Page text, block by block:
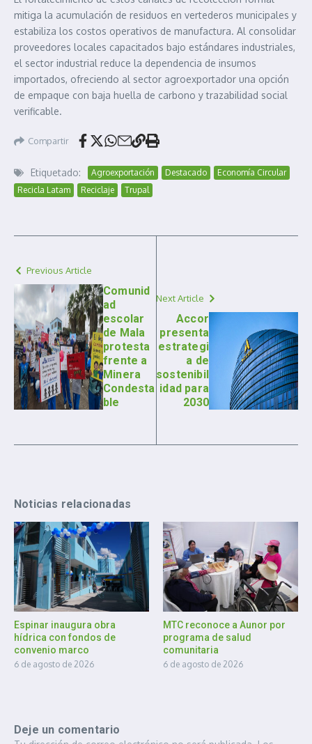
mitiga la acumulación de residuos en vertederos municipales y
estabiliza los costos operativos de manufactura. Al consolidar
proveedores locales capacitados bajo estándares industriales,
el sector industrial reduce la dependencia de insumos
importados, ofreciendo al sector agroexportador una opción
de empaque con baja huella de carbono y trazabilidad social
verificable.
Compartir
Etiquetado: Agroexportación Destacado
Economía Circular
Recicla Latam
Reciclaje Trupal
Previous Article
Comunid
ad
escolar
de Mala
protesta
frente a
Minera
Condesta
ble
Next Article
Accor
presenta
estrategi
a de
sostenibil
idad para
2030
Noticias relacionadas
Espinar inaugura obra
hídrica con fondos de
convenio marco
6 de agosto de 2026
MTC reconoce a Aunor por
programa de salud
comunitaria
6 de agosto de 2026
Deje un comentario